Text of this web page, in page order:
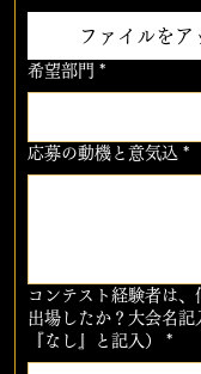
ファイルをア
希望部門 *
応募の動機と意気込 *
コンテスト経験者は、
出場したか？大会名
『なし』と記入）
*